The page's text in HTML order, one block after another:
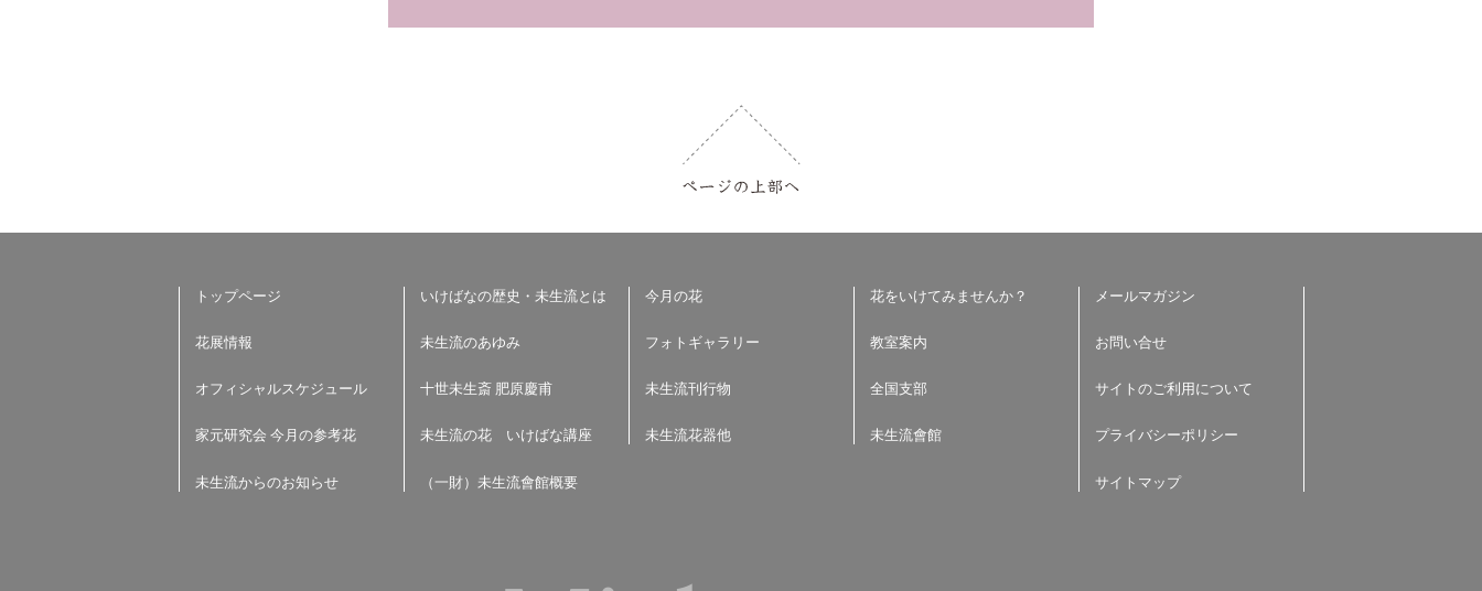
トップページ
花展情報
オフィシャルスケジュール
家元研究会 今月の参考花
未生流からのお知らせ
いけばなの歴史・未生流とは
未生流のあゆみ
十世未生斎 肥原慶甫
未生流の花 いけばな講座
（一財）未生流會館概要
今月の花
フォトギャラリー
未生流刊行物
未生流花器他
花をいけてみませんか？
教室案内
全国支部
未生流會館
メールマガジン
お問い合せ
サイトのご利用について
プライバシーポリシー
サイトマップ